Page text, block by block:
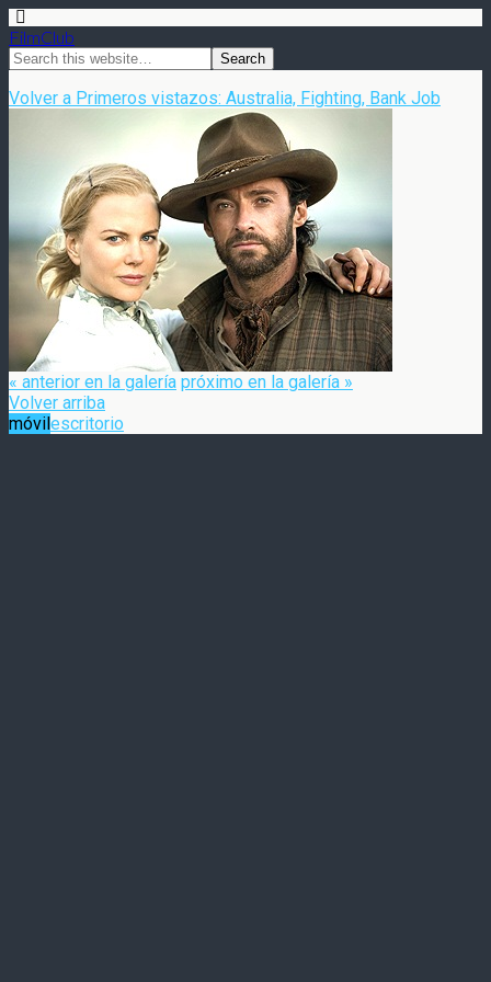
FilmClub
Volver a Primeros vistazos: Australia, Fighting, Bank Job
« anterior en la galería próximo en la galería »
Volver arriba
móvilescritorio